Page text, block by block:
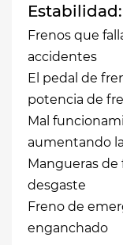
Estabilidad:
Frenos que
accidentes
El pedal de
potencia de
Mal
aumentando
Mangueras de
desgaste
Freno de
enganchado